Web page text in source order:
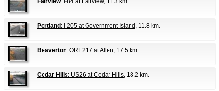
Fairview: I-84 at Fairview, 11.3 km.
Portland : I-205 at Government Island , 11.8 km.
Beaverton: ORE217 at Allen, 17.5 km.
Cedar Hills: US26 at Cedar Hills, 18.2 km.